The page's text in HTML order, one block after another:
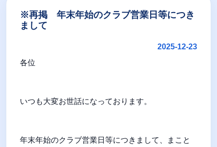
※再掲 年末年始のクラブ営業日等につき
まして
2025-12-23
各位
いつも大変お世話になっております。
年末年始のクラブ営業日等につきまして、まこと